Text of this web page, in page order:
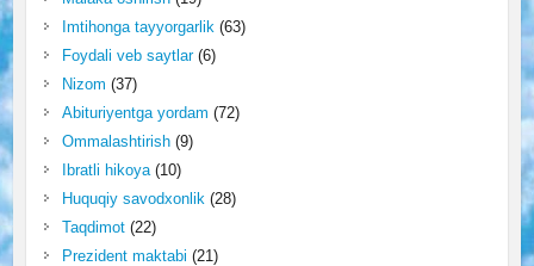
Imtihonga tayyorgarlik (63)
Foydali veb saytlar(6)
Nizom (37)
Abituriyentga yordam (72)
Ommalashtirish(9)
Ibratli hikoya(10)
Huquqiy savodxonlik (28)
Taqdimot(22)
Prezident maktabi (21)